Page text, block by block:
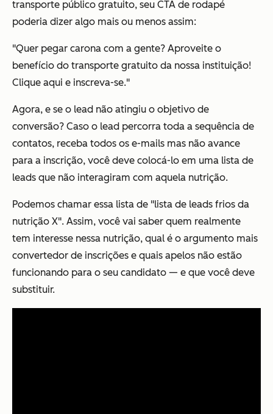
transporte público gratuito, seu CTA de rodapé
poderia dizer algo mais ou menos assim:
"Quer pegar carona com a gente? Aproveite o
benefício do transporte gratuito da nossa instituição!
Clique aqui e inscreva-se."
Agora, e se o lead não atingiu o objetivo de
conversão? Caso o lead percorra toda a sequência de
contatos, receba todos os e-mails mas não avance
para a inscrição, você deve colocá-lo em uma lista de
leads que não interagiram com aquela nutrição.
Podemos chamar essa lista de "lista de leads frios da
nutrição X". Assim, você vai saber quem realmente
tem interesse nessa nutrição, qual é o argumento mais
convertedor de inscrições e quais apelos não estão
funcionando para o seu candidato — e que você deve
substituir.